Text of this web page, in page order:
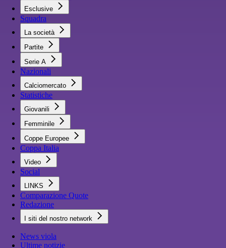
Esclusive
Squadra
La società
Partite
Serie A
Nazionali
Calciomercato
Statistiche
Giovanili
Femminile
Coppe Europee
Coppa Italia
Video
Social
LINKS
Comparazione Quote
Redazione
I siti del nostro network
News viola
Ultime notizie